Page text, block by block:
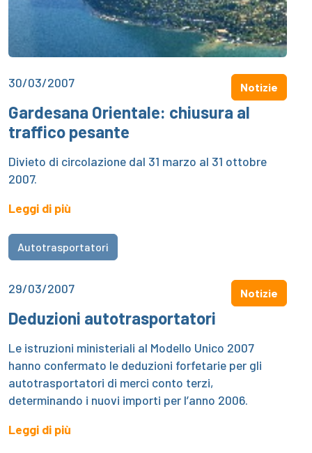
30/03/2007 Notizie
Gardesana Orientale: chiusura al
traffico pesante
Divieto di circolazione dal 31 marzo al 31 ottobre
2007.
Leggi di più
Autotrasportatori
29/03/2007 Notizie
Deduzioni autotrasportatori
Le istruzioni ministeriali al Modello Unico 2007
hanno confermato le deduzioni forfetarie per gli
autotrasportatori di merci conto terzi,
determinando i nuovi importi per l’anno 2006.
Leggi di più